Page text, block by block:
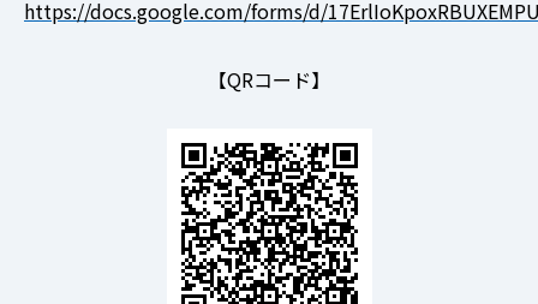
https://docs.google.com/forms/d/
【QRコード】